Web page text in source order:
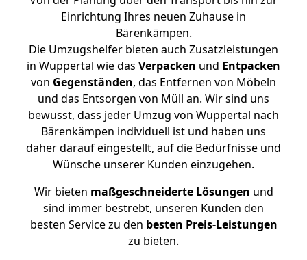
Einrichtung Ihres neuen Zuhause in
Bärenkämpen.
Die Umzugshelfer bieten auch Zusatzleistungen
in Wuppertal wie das Verpacken und Entpacken
von Gegenständen, das Entfernen von Möbeln
und das Entsorgen von Müll an. Wir sind uns
bewusst, dass jeder Umzug von Wuppertal nach
Bärenkämpen individuell ist und haben uns
daher darauf eingestellt, auf die Bedürfnisse und
Wünsche unserer Kunden einzugehen.
Wir bieten maßgeschneiderte Lösungen und
sind immer bestrebt, unseren Kunden den
besten Service zu den besten Preis-Leistungen
zu bieten.